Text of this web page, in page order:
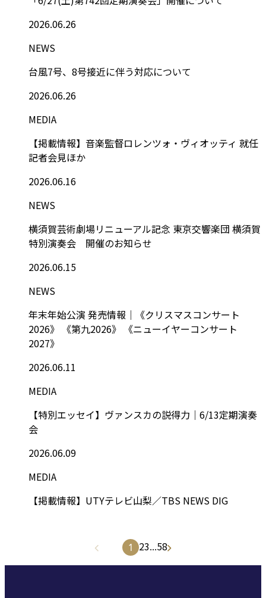
2026.06.26
NEWS
台風7号、8号接近に伴う対応について
2026.06.26
MEDIA
【掲載情報】音楽監督ロレンツォ・ヴィオッティ 就任
記者会見ほか
2026.06.16
NEWS
横須賀芸術劇場リニューアル記念 東京交響楽団 横須賀
特別演奏会 開催のお知らせ
2026.06.15
NEWS
年末年始公演 発売情報｜《クリスマスコンサート
2026》 《第九2026》 《ニューイヤーコンサート
2027》
2026.06.11
MEDIA
【特別エッセイ】ヴァンスカの説得力｜6/13定期演奏
会
2026.06.09
MEDIA
【掲載情報】UTYテレビ山梨／TBS NEWS DIG
1 23...58